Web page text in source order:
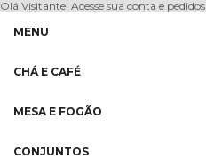
Olá Visitante! Acesse sua conta e pedidos
MENU
CHÁ E CAFÉ
MESA E FOGÃO
CONJUNTOS